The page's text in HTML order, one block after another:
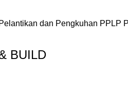
dan Pengkuhan PPLP
BUILD